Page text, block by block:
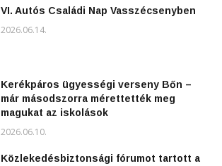
VI. Autós Családi Nap Vasszécsenyben
2026.06.14.
Kerékpáros ügyességi verseny Bőn –
már másodszorra mérettették meg
magukat az iskolások
2026.06.10.
Közlekedésbiztonsági fórumot tartott a